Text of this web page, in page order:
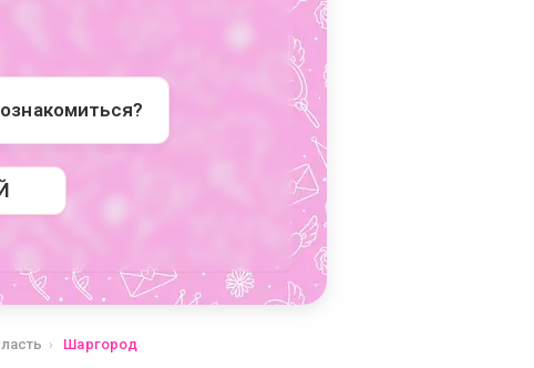
Шаргород